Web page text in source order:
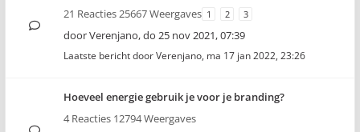
21 Reacties 25667 Weergaves 1 2 3
doorVerenjano,do 25 nov 2021, 07:39
Laatste bericht doorVerenjano, ma 17 jan 2022, 23:26
Hoeveel energie gebruik je voor je branding?
4 Reacties 12794 Weergaves